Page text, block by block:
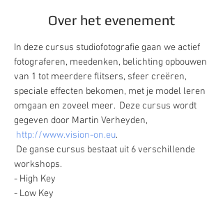
Over het evenement
In deze cursus studiofotografie gaan we actief
fotograferen, meedenken, belichting opbouwen
van 1 tot meerdere flitsers, sfeer creëren,
speciale effecten bekomen, met je model leren
omgaan en zoveel meer.  Deze cursus wordt
gegeven door Martin Verheyden,
http://www.vision-on.eu.
De ganse cursus bestaat uit 6 verschillende
workshops.
- High Key
- Low Key